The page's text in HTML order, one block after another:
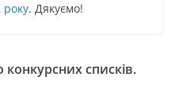
року. Дякуємо!
списків.